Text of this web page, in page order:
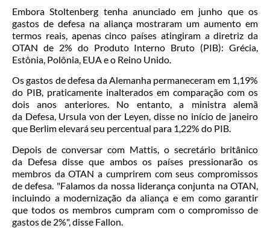
Embora Stoltenberg tenha anunciado em junho que os
gastos de defesa na aliança mostraram um aumento em
termos reais, apenas cinco países atingiram a diretriz da
OTAN de 2% do Produto Interno Bruto (PIB): Grécia,
Estônia, Polônia, EUA e o Reino Unido.
Os gastos de defesa da Alemanha permaneceram em 1,19%
do PIB, praticamente inalterados em comparação com os
dois anos anteriores. No entanto, a ministra alemã
da Defesa, Ursula von der Leyen, disse no início de janeiro
que Berlim elevará seu percentual para 1,22% do PIB.
Depois de conversar com Mattis, o secretário britânico
da Defesa disse que ambos os países pressionarão os
membros da OTAN a cumprirem com seus compromissos
de defesa. "Falamos da nossa liderança conjunta na OTAN,
incluindo a modernização da aliança e em como garantir
que todos os membros cumpram com o compromisso de
gastos de 2%", disse Fallon.